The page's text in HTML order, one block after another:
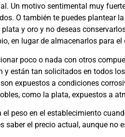
Un motivo sentimental muy
O también te puedes plantear la
y oro y no deseas
en lugar de almacenarlos para el
poco o nada con otros
y están tan solicitados en todos
expuestos a condiciones
como la plata, expuestos a
peso en el establecimiento
saber el precio actual, aunque